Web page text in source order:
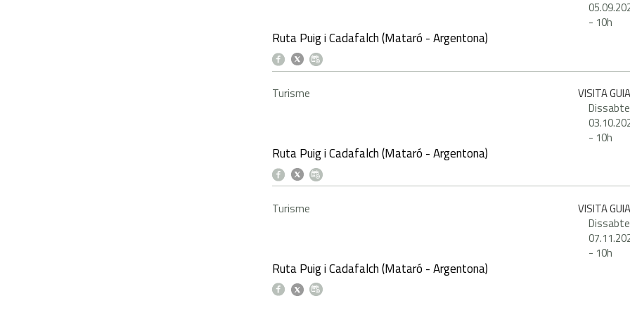
- 10h
Ruta Puig i Cadafalch (Mataró - Argentona)
Turisme
VISITA
- 10h
Ruta Puig i Cadafalch (Mataró - Argentona)
Turisme
VISITA
- 10h
Ruta Puig i Cadafalch (Mataró - Argentona)